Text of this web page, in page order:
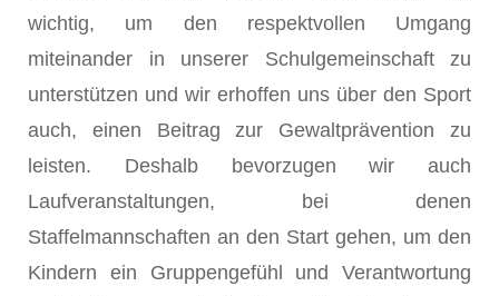
wichtig, um den respektvollen Umgang
miteinander in unserer Schulgemeinschaft zu
unterstützen und wir erhoffen uns über den Sport
auch, einen Beitrag zur Gewaltprävention zu
leisten. Deshalb bevorzugen wir auch
Laufveranstaltungen, bei denen
Staffelmannschaften an den Start gehen, um den
Kindern ein Gruppengefühl und Verantwortung